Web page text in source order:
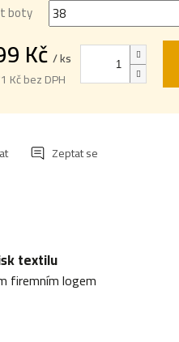
boty
Kč / ks
Kč bez DPH
Zeptat se
textilu
firemním logem